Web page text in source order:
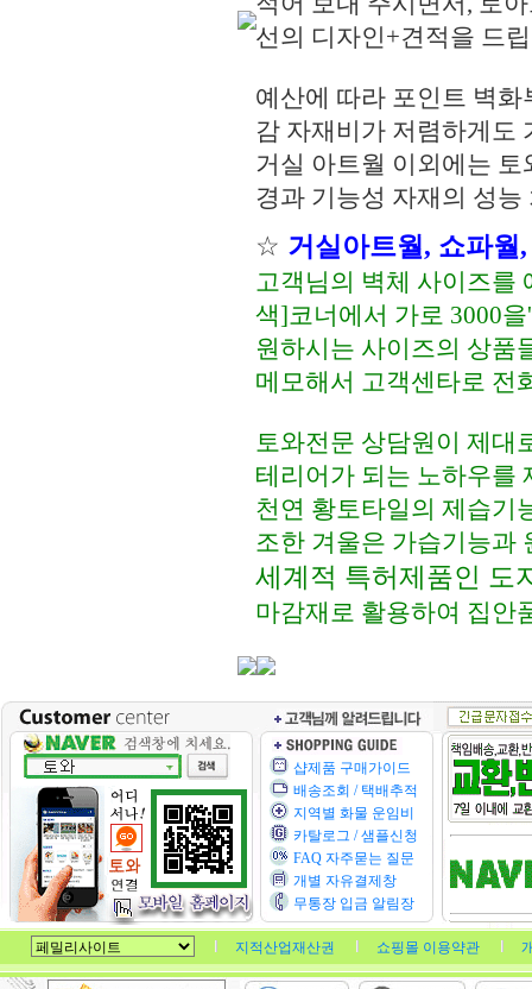
선의 디자인+견적을 드
예산에 따라 포인트 벽
감 자재비가 저렴하게도
거실 아트월 이외에는
경과 기능성 자재의 성능
☆ 거실아트월, 쇼파월
고객님의 벽체 사이즈를
색]코너에서 가로 3000
원하시는 사이즈의 상품
메모해서 고객센타로 전
토와전문 상담원이 제대
테리어가 되는 노하우를
천연 황토타일의 제습기
조한 겨울은 가습기능과
세계적 특허제품인 도
마감재로 활용하여 집안
샵제품 구매가이드
배송조회 / 택배추적
지역별 화물 운임비
카탈로그 / 샘플신청
FAQ 자주묻는 질문
개별 자유결제창
무통장 입금 알림장
지적산업재산권 쇼핑몰 이용약관